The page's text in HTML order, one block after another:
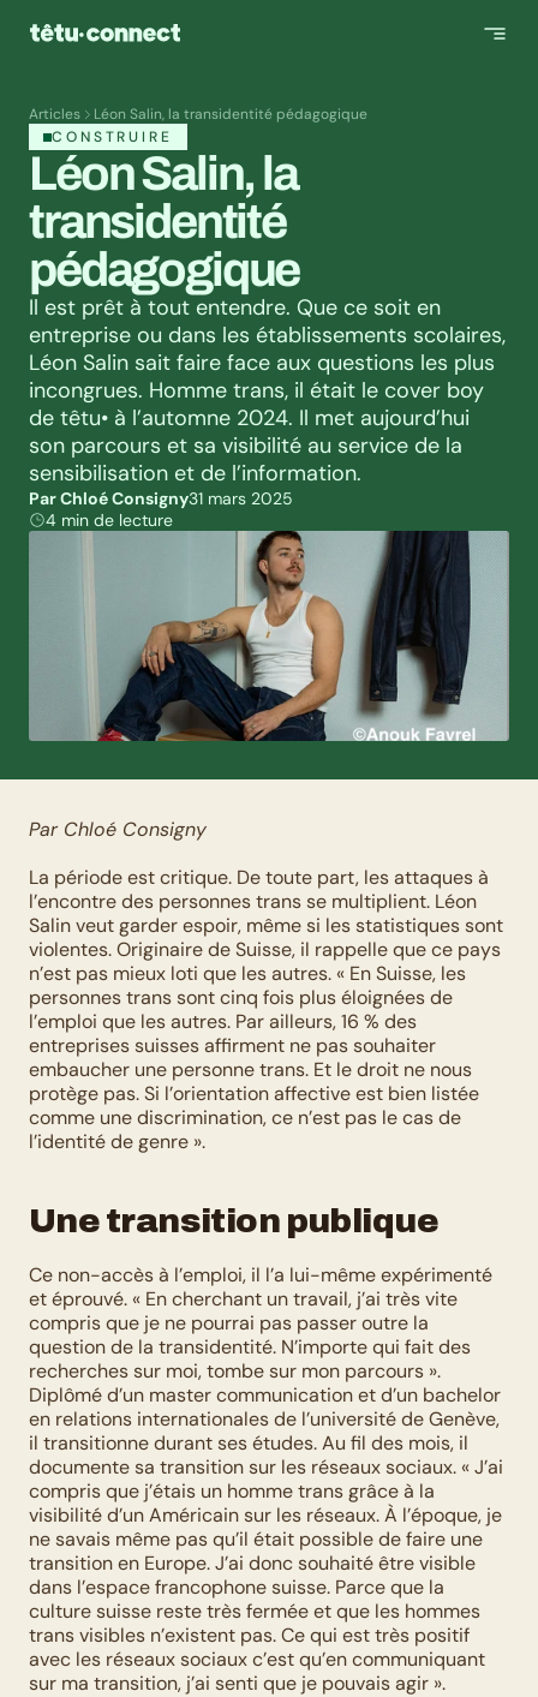
Articles
Léon Salin, la transidentité pédagogique
CONSTRUIRE
Léon Salin, la
transidentité
pédagogique
Il est prêt à tout entendre. Que ce soit en
entreprise ou dans les établissements scolaires,
Léon Salin sait faire face aux questions les plus
incongrues. Homme trans, il était le cover boy
de têtu• à l’automne 2024. Il met aujourd’hui
son parcours et sa visibilité au service de la
sensibilisation et de l’information.
Par Chloé Consigny31 mars 2025
4 min de lecture
Par Chloé Consigny
La période est critique. De toute part, les attaques à
l’encontre des personnes trans se multiplient. Léon
Salin veut garder espoir, même si les statistiques sont
violentes. Originaire de Suisse, il rappelle que ce pays
n’est pas mieux loti que les autres. « En Suisse, les
personnes trans sont cinq fois plus éloignées de
l’emploi que les autres. Par ailleurs, 16 % des
entreprises suisses affirment ne pas souhaiter
embaucher une personne trans. Et le droit ne nous
protège pas. Si l’orientation affective est bien listée
comme une discrimination, ce n’est pas le cas de
l’identité de genre ».
Une transition publique
Ce non-accès à l’emploi, il l’a lui-même expérimenté
et éprouvé. « En cherchant un travail, j’ai très vite
compris que je ne pourrai pas passer outre la
question de la transidentité. N’importe qui fait des
recherches sur moi, tombe sur mon parcours ».
Diplômé d’un master communication et d’un bachelor
en relations internationales de l’université de Genève,
il transitionne durant ses études. Au fil des mois, il
documente sa transition sur les réseaux sociaux. « J’ai
compris que j’étais un homme trans grâce à la
visibilité d’un Américain sur les réseaux. À l’époque, je
ne savais même pas qu’il était possible de faire une
transition en Europe. J’ai donc souhaité être visible
dans l’espace francophone suisse. Parce que la
culture suisse reste très fermée et que les hommes
trans visibles n’existent pas. Ce qui est très positif
avec les réseaux sociaux c’est qu’en communiquant
sur ma transition, j’ai senti que je pouvais agir ».